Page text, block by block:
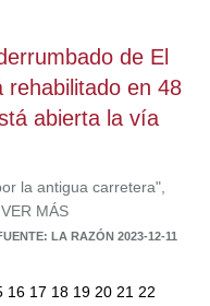
de El
rehabilitado en 48
abierta la vía
la antigua carretera",
MÁS
LA RAZÓN 2023-12-11
16 17 18 19 20 21 22